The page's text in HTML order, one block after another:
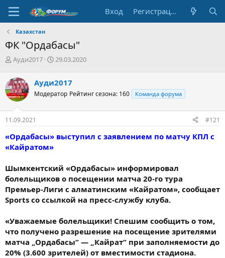
Вход Регистрация
Казахстан
ФК "Ордабасы"
А
т
о
р
т
е
м
Ауди2017
Д
а
н
ч
а
29.03.2020
Ауди2017
Модератор Рейтинг сезона: 160 Команда форума
11.09.2021 #121
«Ордабасы» выступил с заявлением по матчу КПЛ с
«Кайратом»
Шымкентский «Ордабасы» информировал
болельщиков о посещении матча 20-го тура
Премьер-Лиги с алматинским «Кайратом», сообщает
Sports со ссылкой на пресс-службу клуба.
«Уважаемые болельщики! Спешим сообщить о том,
что получено разрешение на посещение зрителями
матча „Ордабасы“ — „Кайрат“ при заполняемости до
20% (3.600 зрителей) от вместимости стадиона.